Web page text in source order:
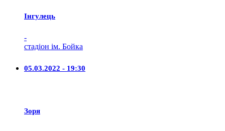
Iнгулець
-
стадіон ім. Бойка
05.03.2022 - 19:30
Зоря